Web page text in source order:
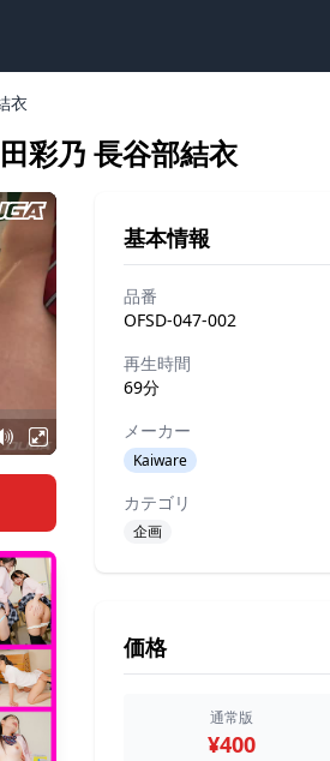
衣
彩乃 長谷部結衣
基本情報
品番
OFSD-047-002
再生時間
69分
メーカー
Kaiware
カテゴリ
企画
価格
通常版
¥400